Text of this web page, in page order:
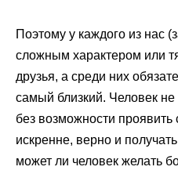
Поэтому у каждого из нас
сложным характером или
друзья, а среди них
самый близкий. Человек
без возможности проявить
искренне, верно и
может ли человек желать